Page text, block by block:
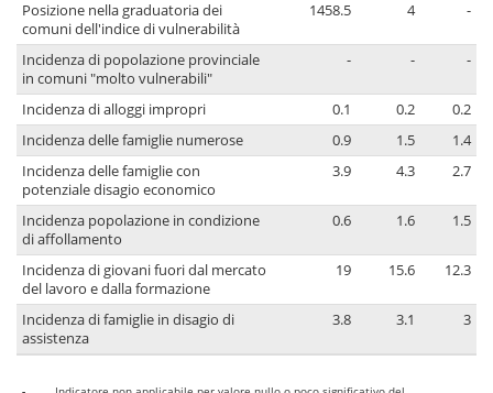
Posizione nella graduatoria dei
comuni dell'indice di vulnerabilità
1458.5 4 -
Incidenza di popolazione provinciale
in comuni "molto vulnerabili"
- - -
Incidenza di alloggi impropri 0.1 0.2
0.2
Incidenza delle famiglie numerose
0.9 1.5
1.4
Incidenza delle famiglie con
potenziale disagio economico
3.9 4.3 2.7
Incidenza popolazione in condizione
di affollamento
0.6 1.6 1.5
Incidenza di giovani fuori dal mercato
del lavoro e dalla formazione
19 15.6 12.3
Incidenza di famiglie in disagio di
assistenza
3.8 3.1 3